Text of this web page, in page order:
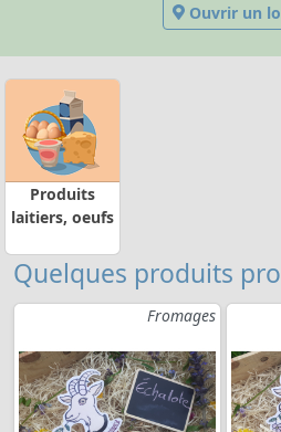
Ouvrir un
Produits
laitiers, oeufs
Quelques produits
Fromages